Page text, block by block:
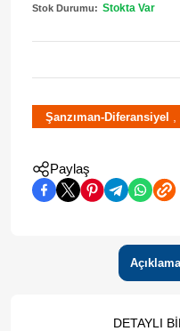
Stok Durumu: Stokta Var
Şanzıman-Diferansiyel
Paylaş
Açıklama
DETAYLI